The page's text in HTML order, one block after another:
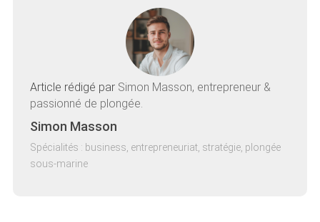
Article rédigé par Simon Masson, entrepreneur &
passionné de plongée.
Simon Masson
Spécialités : business, entrepreneuriat, stratégie, plongée
sous-marine